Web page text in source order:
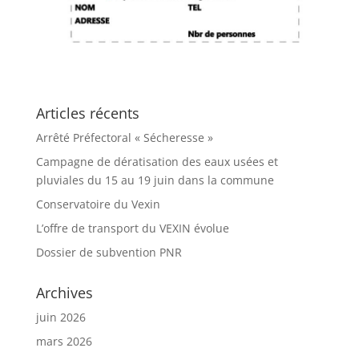
Articles récents
Arrêté Préfectoral « Sécheresse »
Campagne de dératisation des eaux usées et
pluviales du 15 au 19 juin dans la commune
Conservatoire du Vexin
L’offre de transport du VEXIN évolue
Dossier de subvention PNR
Archives
juin 2026
mars 2026